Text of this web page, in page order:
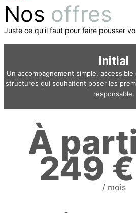
Nos offres
Juste ce qu’il faut pour faire pousser
Initial
Un accompagnement simple,
structures qui souhaitent poser les
responsable.
À
249/ mois